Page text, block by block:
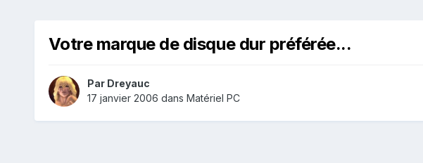
Votre marque de disque dur préférée...
Par Dreyauc
17 janvier 2006 dans Matériel PC